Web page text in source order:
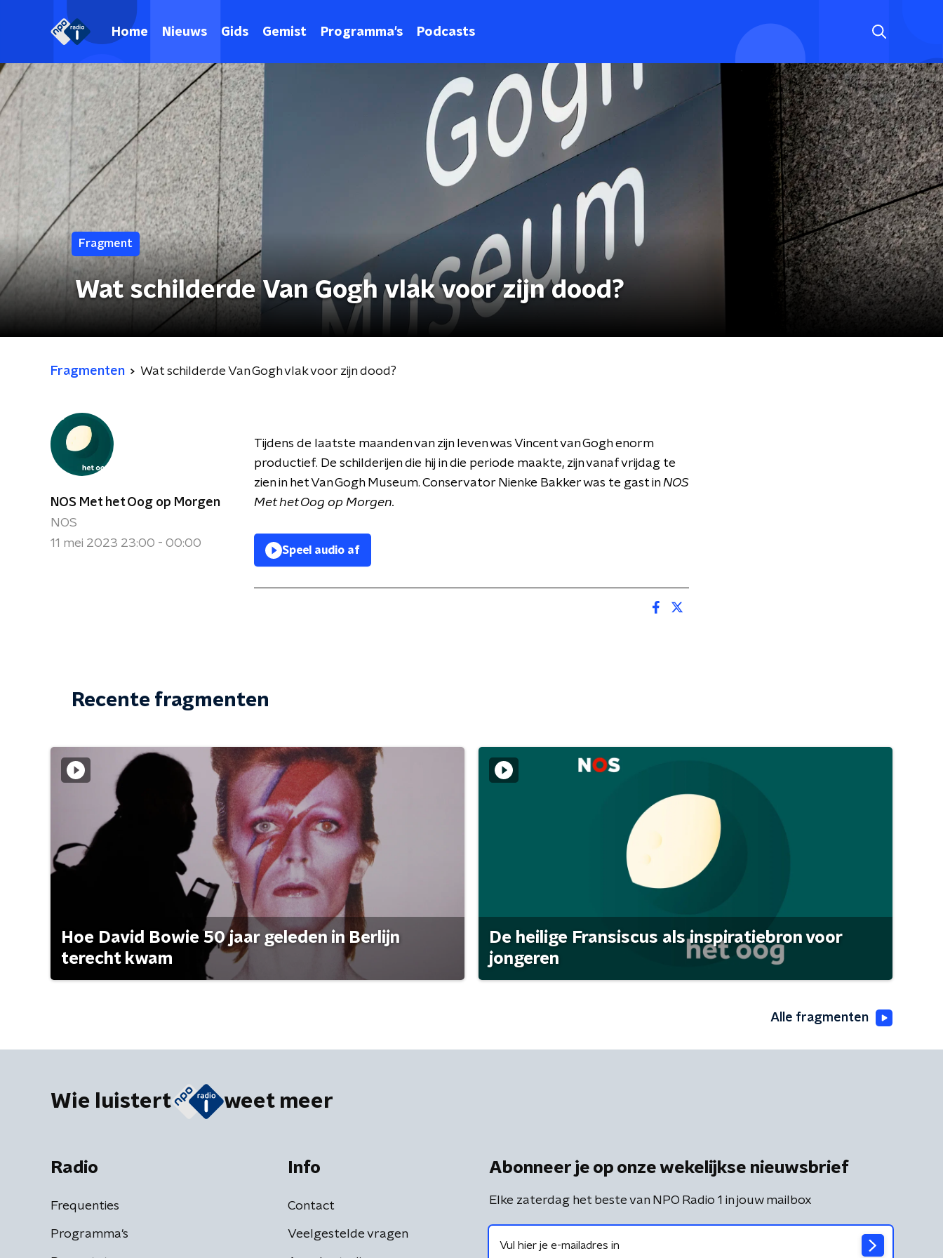
Home Nieuws Gids Gemist Programma's Podcasts
Fragment
Wat schilderde Van Gogh vlak voor zijn dood?
Fragmenten Wat schilderde Van Gogh vlak voor zijn dood?
NOS Met het Oog op Morgen
NOS
11 mei 2023 23:00 - 00:00
Tijdens de laatste maanden van zijn leven was Vincent van Gogh enorm
productief. De schilderijen die hij in die periode maakte, zijn vanaf vrijdag te
zien in het Van Gogh Museum. Conservator Nienke Bakker was te gast inNOS
Met het Oog op Morgen.
Speel audio af
Recente fragmenten
Hoe David Bowie 50 jaar geleden in Berlijn
terecht kwam
De heilige Fransiscus als inspiratiebron voor
jongeren
Alle fragmenten
Wie luistert weet meer
Radio
Frequenties
Programma's
Info
Contact
Veelgestelde vragen
Abonneer je op onze wekelijkse nieuwsbrief
Elke zaterdag het beste van NPO Radio 1 in jouw mailbox